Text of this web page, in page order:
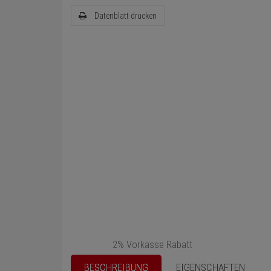
Datenblatt drucken
2% Vorkasse Rabatt
BESCHREIBUNG
EIGENSCHAFTEN